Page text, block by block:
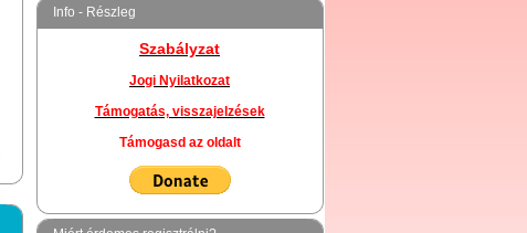
Info - Részleg
Szabályzat
Jogi Nyilatkozat
Támogatás, visszajelzések
Támogasd az oldalt